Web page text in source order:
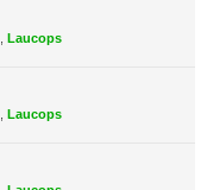
Laucops
Laucops